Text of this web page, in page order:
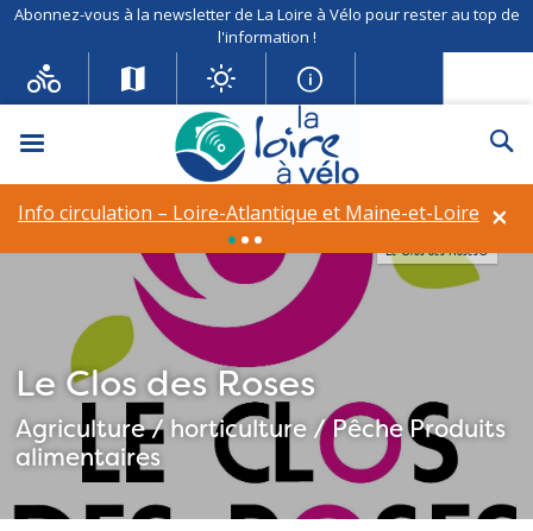
Abonnez-vous à la newsletter de La Loire à Vélo pour rester au top de
l'information !
Menu
×
Info circulation – Loire-Atlantique et Maine-et-Loire
Info circulation – Déviation à Vineuil (41)
Le Clos des Roses
Agriculture / horticulture / Pêche Produits
alimentaires
Le Clos des Roses©